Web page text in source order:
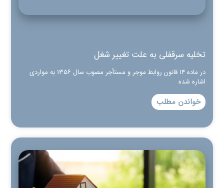
تخلیه سرقفلی به علت تغییر شغل
در ماده ۱۴ قانون روابط موجر و مستأجر مصوب سال ۱۳۵۶ به مواردی
اشاره شده
خواندن مطلب